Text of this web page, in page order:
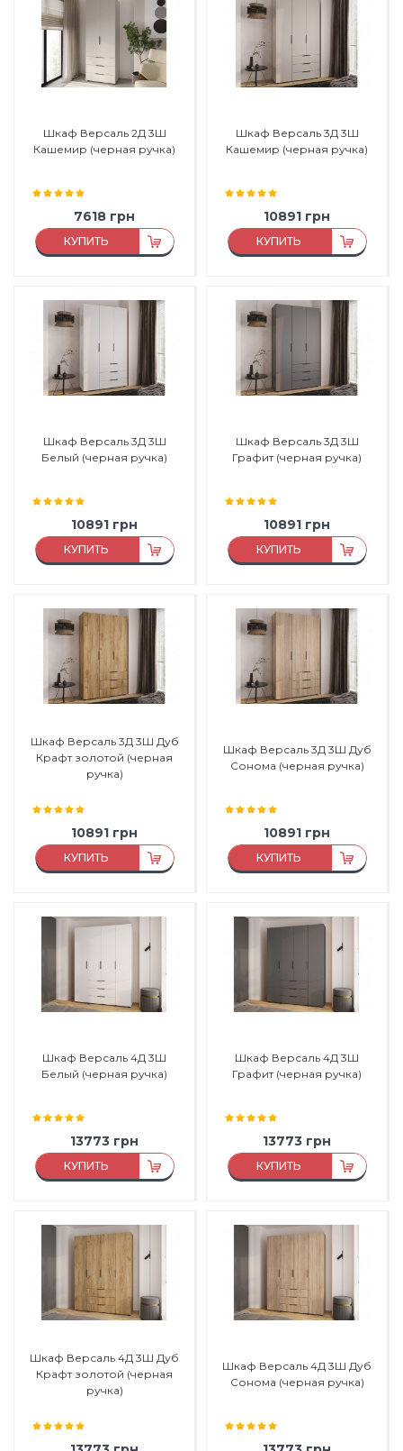
Материал фасада:
Производитель:
Феникс
Мебель
Материал фасада:
Мебель
Шкаф Версаль 2Д 3Ш
Кашемир (черная ручка)
7618 грн
КУПИТЬ
Материал каркаса: ЛДСП
Материал фасада:
Мебель
Шкаф Версаль 3Д 3Ш
Кашемир (черная ручка)
10891 грн
КУПИТЬ
Материал каркаса: ЛДСП
Материал фасада:
Мебель
Шкаф Версаль 3Д 3Ш
Белый (черная ручка)
10891 грн
КУПИТЬ
Материал каркаса: ЛДСП
Материал фасада:
Производитель:
Мебель
Шкаф Версаль 3Д 3Ш
Графит (черная ручка)
10891 грн
КУПИТЬ
Материал каркаса: ЛДСП
Материал фасада:
ЛДСП
Мебель
Шкаф Версаль 3Д 3Ш Дуб
Крафт золотой (черная
ручка)
10891 грн
КУПИТЬ
Материал каркаса: ЛДСП
Феникс
Мебель
Шкаф Версаль 3Д 3Ш Дуб
Сонома (черная ручка)
10891 грн
КУПИТЬ
Материал каркаса: ЛДСП
Феникс
Шкаф Версаль 4Д 3Ш
Белый (черная ручка)
13773 грн
КУПИТЬ
Материал каркаса: ЛДСП
Материал фасада:
Производитель:
Феникс
Мебель
Шкаф Версаль 4Д 3Ш
Графит (черная ручка)
13773 грн
КУПИТЬ
Материал каркаса: ЛДСП
Феникс
Мебель
Шкаф Версаль 4Д 3Ш Дуб
Крафт золотой (черная
ручка)
Шкаф Версаль 4Д 3Ш Дуб
Сонома (черная ручка)